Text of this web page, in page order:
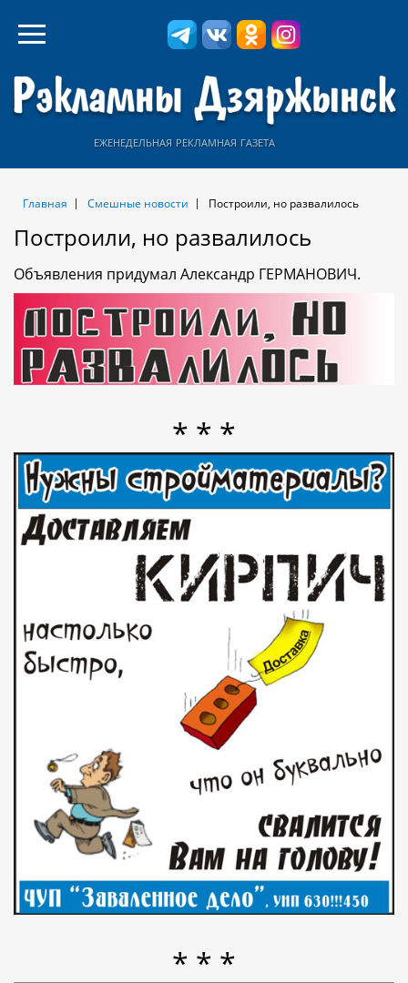
еженедельная рекламная газета
Главная Смешные новости Построили, но развалилось
Построили, но развалилось
Объявления придумал Александр ГЕРМАНОВИЧ.
* * *
* * *